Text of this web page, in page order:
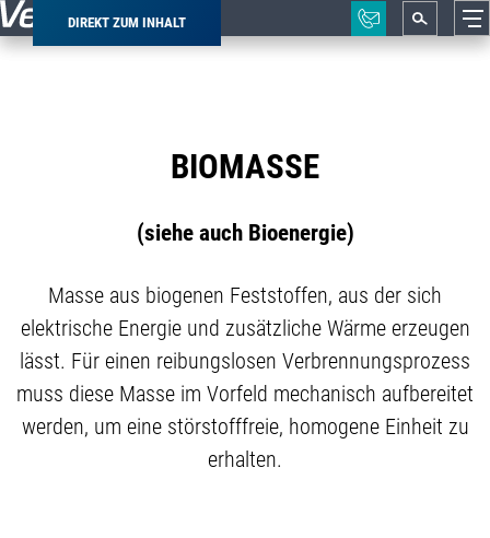
DIREKT ZUM INHALT
Pfadnavigation
BIOMASSE
(siehe auch Bioenergie)
Masse aus biogenen Feststoffen, aus der sich
elektrische Energie und zusätzliche Wärme erzeugen
lässt. Für einen reibungslosen Verbrennungsprozess
muss diese Masse im Vorfeld mechanisch aufbereitet
werden, um eine störstofffreie, homogene Einheit zu
erhalten.